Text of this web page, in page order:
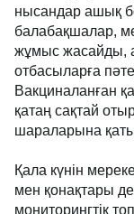
нысандар ашық
балабақшалар,
жұмыс жасайды,
отбасыларға
Вакциналанған
қатаң сақтай
шараларына
Қала күнін
мен қонақтары
мониторингтік